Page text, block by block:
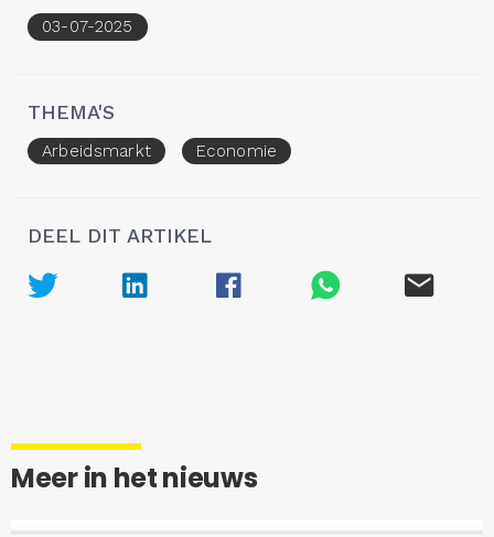
03-07-2025
THEMA'S
Arbeidsmarkt Economie
DEEL DIT ARTIKEL
Meer in het nieuws